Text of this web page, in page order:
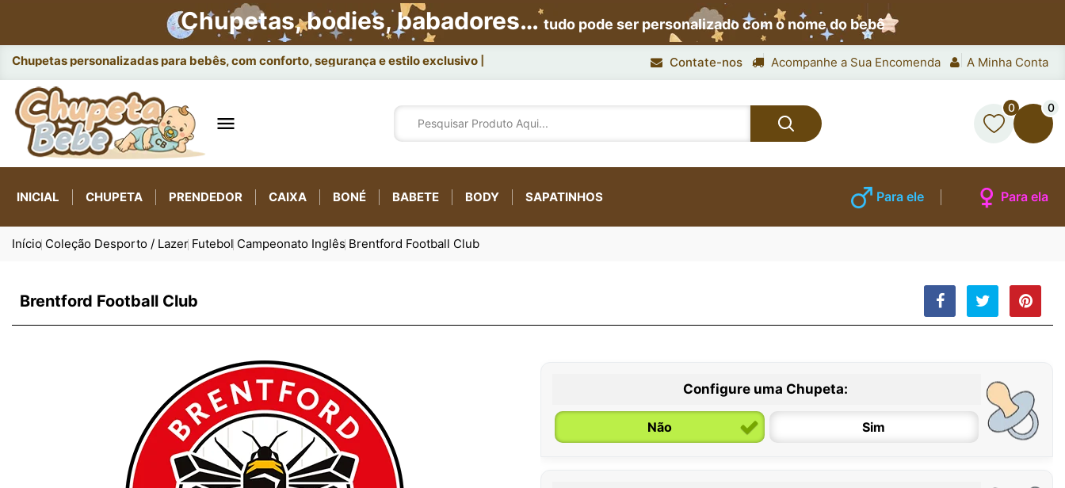
Chupetas, bodies, babadores…tudo pode ser personalizado com o nome do bebê
Chupetas personalizadas para bebês, com conforto, segurança e estilo exclusivo. Contate-nos Acompanhe a Sua Encomenda A Minha Conta

0 0
INICIAL CHUPETA PRENDEDOR CAIXA BONÉ BABETE BODY SAPATINHOS Para ele Para ela
Início Coleção Desporto / Lazer Futebol Campeonato Inglês Brentford Football Club
Brentford Football Club
Configure uma Chupeta:
Não Sim